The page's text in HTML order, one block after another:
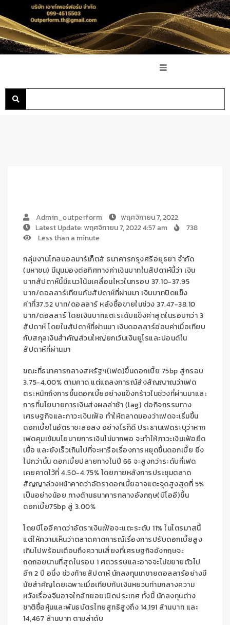
Admin_outperform
พฤศจิกายน 7, 2022
Latest Update: พฤศจิกายน 7, 2022 4:57 am
738
Less than a minute
กลุ่มงานโกลบอลมาร์เก็ตส์ ธนาคารกรุงศรีอยุธยา จำกัด
(มหาชน) มีมุมมองต่อทิศทางค่าเงินบาทในสัปดาห์นี้ว่า เงิน
บาทสัปดาห์นี้มีแนวโน้มเคลื่อนไหวในกรอบ 37.10-37.95
บาท/ดอลลาร์เทียบกับสัปดาห์ที่ผ่านมา เงินบาทปิดแข็ง
ค่าที่37.52 บาท/ดอลลาร์ หลังซื้อขายในช่วง37.47-38.10
บาท/ดอลลาร์ โดยเงินบาทแตะระดับแข็งค่าสุดในรอบกว่า3
สัปดาห์โดยในสัปดาห์ที่ผ่านมา เงินดอลลาร์อ่อนค่าเมื่อเทียบ
กับสกุลเงินสำคัญส่วนใหญ่ยกเว้นเงินยูโรและปอนด์ใน
สัปดาห์ที่ผ่านมา
ขณะที่ธนาคารกลางสหรัฐฯ(เฟด)ขึ้นดอกเบี้ย 75bp สู่กรอบ
3.75-4.00% ตามคาด แต่แถลงการณ์ส่งสัญญาณว่าเฟด
ตระหนักถึงการขึ้นดอกเบี้ยอย่างแข็งกร้าวในช่วงที่ผ่านมาและ
การที่นโยบายการเงินส่งผลล่าช้า (lag) ต่อกิจกรรมทาง
เศรษฐกิจและภาวะเงินเฟ้อ ทำให้ตลาดมองว่าเฟดจะเริ่มขึ้น
ดอกเบี้ยในอัตราชะลอลง อย่างไรก็ดี ประธานเฟดระบุว่าหาก
เฟดคุมเข้มนโยบายการเงินไม่มากพอ จะทำให้ภาวะเงินเฟ้อยืด
เยื้อ และยังเร็วเกินไปที่จะหารือเรื่องการหยุดขึ้นดอกเบี้ย ยิ่ง
ไปกว่านั้น ดอกเบี้ยปลายทางในปี 66 จะสูงกว่าระดับที่เฟด
เคยคาดไว้ที่4.50-4.75%โดยภายหลังการประชุมตลาด
สัญญาล่วงหน้าคาดว่าอัตราดอกเบี้ยอาจแตะจุดสูงสุดที่5%
เป็นอย่างน้อย ทางด้านธนาคารกลางอังกฤษ(บีโออี)ขึ้น
ดอกเบี้ย75bp สู่ 3.00%
โดยบีโออีคาดว่าอัตราเงินเฟ้อจะแตะระดับ 11%ในไตรมาสนี้
แต่ให้ความเห็นว่าตลาดคาดการณ์เรื่องการปรับดอกเบี้ยสูง
เกินไปพร้อมเตือนถึงความเสี่ยงที่เศรษฐกิจอังกฤษจะ
ถดถอยนานที่สุดในรอบ 1 ศตวรรษและอาจจะไม่ขยายตัวไป
อีก2 ปี อนึ่ง ช่วงท้ายสัปดาห์ นักลงทุนเทขายดอลลาร์อย่างมี
นัยสำคัญโดยเฉพาะเมื่อเทียบกับเงินหยวนท่ามกลางความ
หวังเรื่องจีนอาจใกล้ทยอยเปิดประเทศ ทั้งนี้ นักลงทุนต่าง
ชาติซื้อหุ้นและพันธบัตรไทยสุทธิสูงถึง14,191 ล้านบาท และ
14,467 ล้านบาท ตามลำดับ